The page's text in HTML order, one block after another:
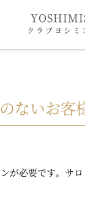
クラブヨシミ
ないお客
が必要です。サ